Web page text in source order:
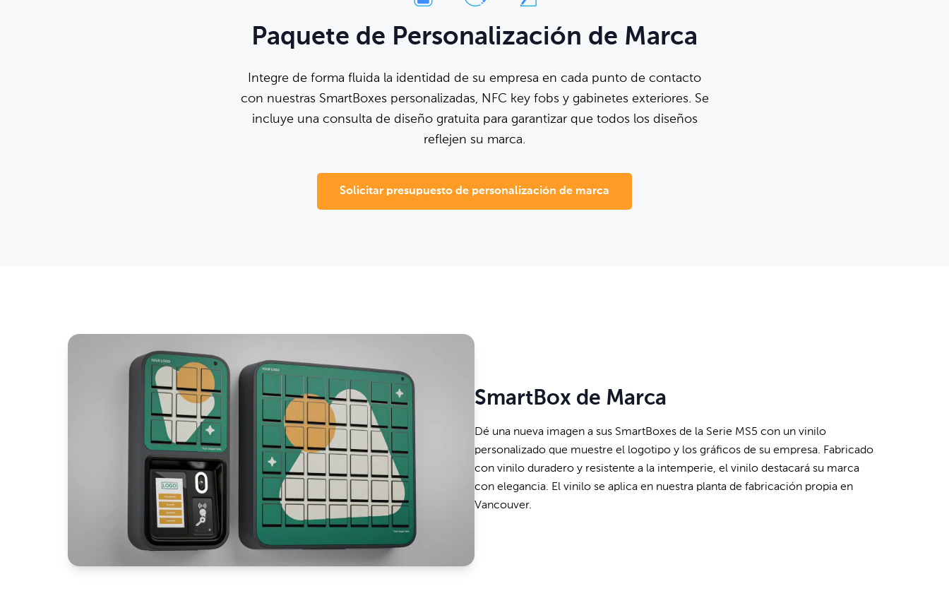
Paquete de Personalización de Marca
Integre de forma fluida la identidad de su empresa en cada punto de contacto
con nuestras SmartBoxes personalizadas, NFC key fobs y gabinetes exteriores. Se
incluye una consulta de diseño gratuita para garantizar que todos los diseños
reflejen su marca.
Solicitar presupuesto de personalización de marca
SmartBox de Marca
Dé una nueva imagen a sus SmartBoxes de la Serie MS5 con un vinilo
personalizado que muestre el logotipo y los gráficos de su empresa. Fabricado
con vinilo duradero y resistente a la intemperie, el vinilo destacará su marca
con elegancia. El vinilo se aplica en nuestra planta de fabricación propia en
Vancouver.